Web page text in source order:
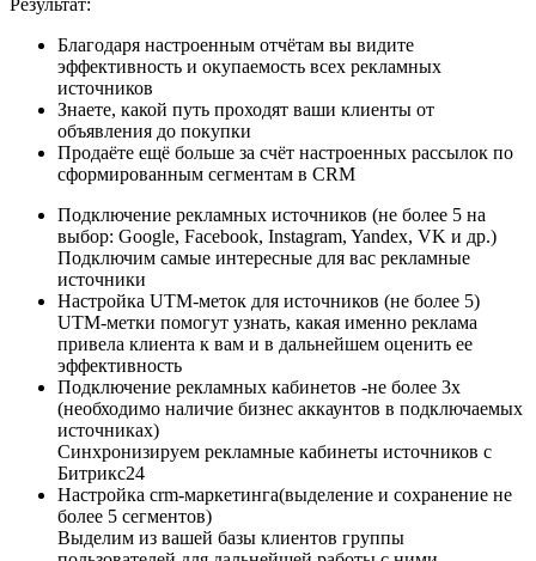
Благодаря настроенным отчётам вы видите
эффективность и окупаемость всех рекламных
источников
Знаете, какой путь проходят ваши клиенты от
объявления до покупки
Продаёте ещё больше за счёт настроенных рассылок по
сформированным сегментам в CRM
Подключение рекламных источников (не более 5 на
выбор: Google, Facebook, Instagram, Yandex, VK и др.)
Подключим самые интересные для вас рекламные
источники
Настройка UTM-меток для источников (не более 5)
UTM-метки помогут узнать, какая именно реклама
привела клиента к вам и в дальнейшем оценить ее
эффективность
Подключение рекламных кабинетов​​ -не более 3х
(необходимо наличие бизнес аккаунтов в подключаемых
источниках)
Синхронизируем рекламные кабинеты источников с
Битрикс24
Настройка crm-маркетинга(выделение и сохранение не
более 5 сегментов)
Выделим из вашей базы клиентов группы